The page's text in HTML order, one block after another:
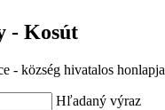
- Kosút
- község hivatalos honlapja
Hľadaný výraz